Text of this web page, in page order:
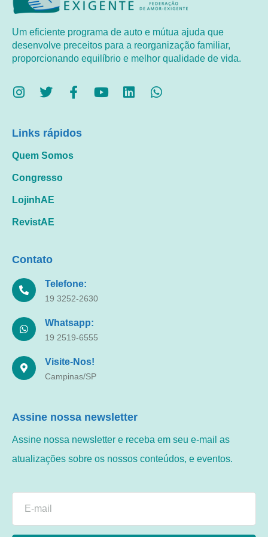
Um eficiente programa de auto e mútua ajuda que
desenvolve preceitos para a reorganização familiar,
proporcionando equilíbrio e melhor qualidade de vida.
Links rápidos
Quem Somos
Congresso
LojinhAE
RevistAE
Contato
Telefone:
19 3252-2630
Whatsapp:
19 2519-6555
Visite-Nos!
Campinas/SP
Assine nossa newsletter
Assine nossa newsletter e receba em seu e-mail as
atualizações sobre os nossos conteúdos, e eventos.